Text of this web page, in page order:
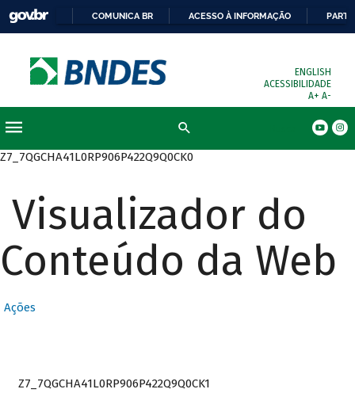
COMUNICA BR ACESSO À INFORMAÇÃO
ENGLISH
ACESSIBILIDADE
A+ A-
Z7_7QGCHA41L0RP906P422Q9Q0CK0
Visualizador do
Conteúdo da Web
Ações
Z7_7QGCHA41L0RP906P422Q9Q0CK1